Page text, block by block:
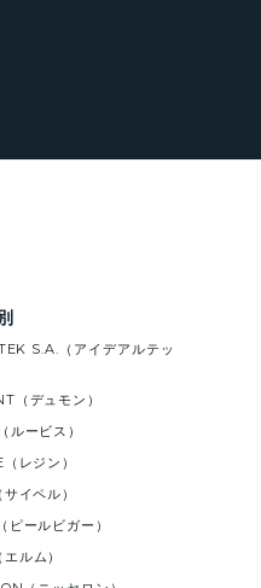
S.A.（アイデアルテッ
（デュモン）
ルービス）
レジン）
イペル）
ピールビガー）
ルム）